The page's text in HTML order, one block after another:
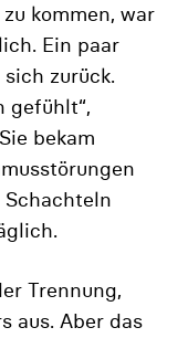
kommen, war
Ein paar
zurück.
gefühlt“,
bekam
Trennung,
aus. Aber das